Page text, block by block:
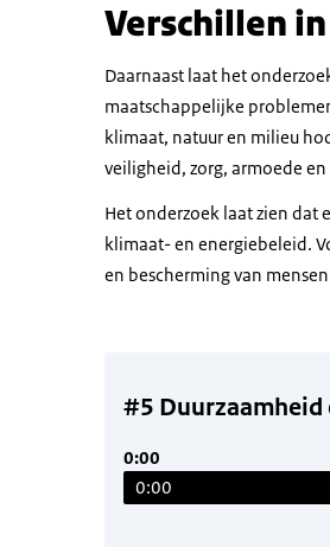
Verschillen
Daarnaast laat het
maatschappelijke
klimaat, natuur en milieu
veiligheid, zorg, armoede
Het onderzoek laat zien dat
klimaat- en energiebeleid.
en bescherming van
#5
0:00
0:00